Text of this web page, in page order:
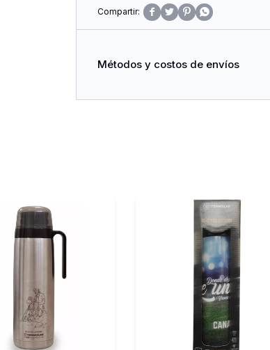
   
Métodos y costos de envíos